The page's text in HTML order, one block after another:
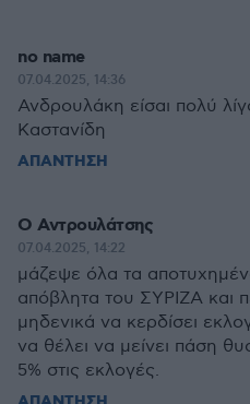
no name
07.04.2025, 14:36
Ανδρουλάκη είσαι πολύ
Καστανίδη
ΑΠΑΝΤΗΣΗ
Ο Αντρουλάτσης
07.04.2025, 14:22
μάζεψε όλα τα
απόβλητα του ΣΥΡΙΖΑ και
μηδενικά να κερδίσει
να θέλει να μείνει πάση
5% στις εκλογές.